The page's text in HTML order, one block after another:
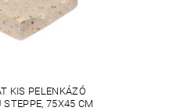
KIS PELENKÁZÓ
STEPPE, 75X45 CM